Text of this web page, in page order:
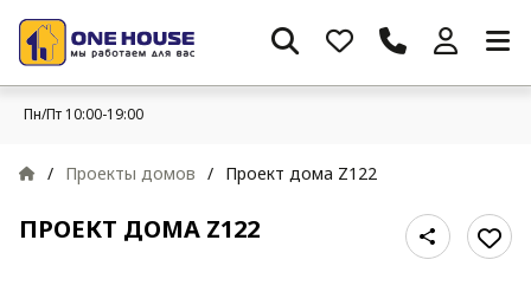
Пн/Пт 10:00-19:00
/ Проекты домов / Проект дома Z122
ПРОЕКТ ДОМА Z122